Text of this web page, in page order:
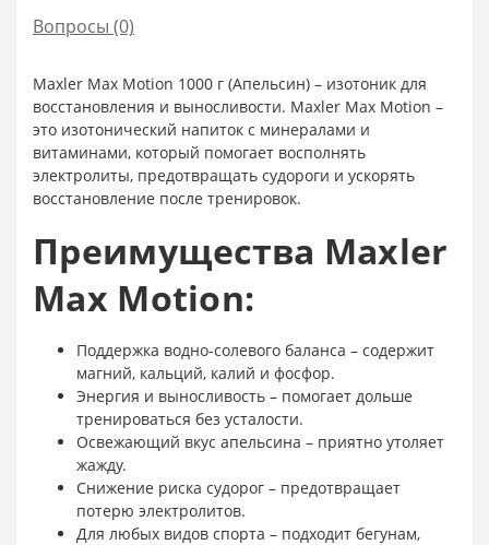
Вопросы (0)
Maxler Max Motion 1000 г (Апельсин) – изотоник для
восстановления и выносливости. Maxler Max Motion –
это изотонический напиток с минералами и
витаминами, который помогает восполнять
электролиты, предотвращать судороги и ускорять
восстановление после тренировок.
Преимущества Maxler
Max Motion:
Поддержка водно-солевого баланса – содержит
магний, кальций, калий и фосфор.
Энергия и выносливость – помогает дольше
тренироваться без усталости.
Освежающий вкус апельсина – приятно утоляет
жажду.
Снижение риска судорог – предотвращает
потерю электролитов.
Для любых видов спорта – подходит бегунам,